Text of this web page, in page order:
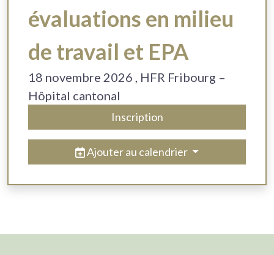
évaluations en milieu
de travail et EPA
18 novembre 2026 , HFR Fribourg –
Hôpital cantonal
Inscription
Ajouter au calendrier